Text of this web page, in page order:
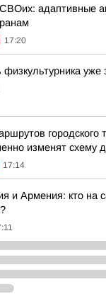
адаптивные
17:20
физкультурника уже
городского
изменят схему
17:14
и Армения: кто на